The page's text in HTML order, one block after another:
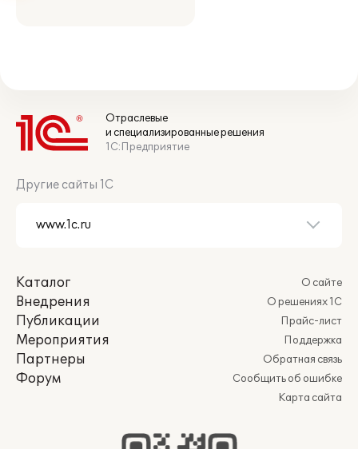
Отраслевые
и специализированные решения
1С:Предприятие
Другие сайты 1С
Каталог
Внедрения
Публикации
Мероприятия
Партнеры
Форум
О сайте
О решениях 1С
Прайс-лист
Поддержка
Обратная связь
Сообщить об ошибке
Карта сайта